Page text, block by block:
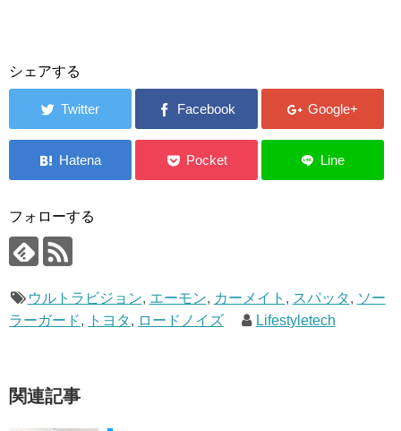
シェアする
フォローする
ウルトラビジョン, エーモン, カーメイト , スパッタ, ソー
ラーガード, トヨタ, ロードノイズ Lifestyletech
関連記事